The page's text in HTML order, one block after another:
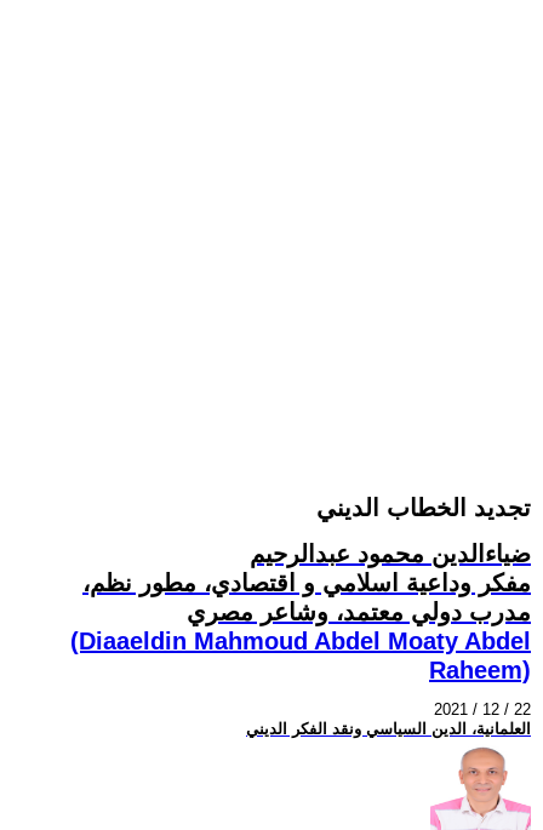
تجديد الخطاب الديني
ضياءالدين محمود عبدالرحيم
مفكر وداعية اسلامي و اقتصادي، مطور نظم،
مدرب دولي معتمد، وشاعر مصري
(Diaaeldin Mahmoud Abdel Moaty Abdel
Raheem)
2021 / 12 / 22
العلمانية، الدين السياسي ونقد الفكر الديني